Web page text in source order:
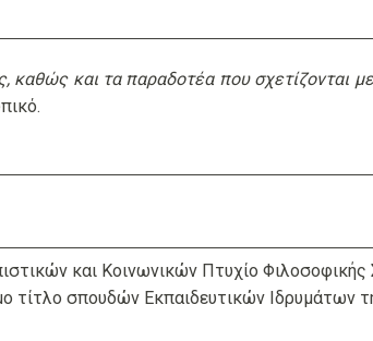
καθώς και τα παραδοτέα που σχετίζονται
και Κοινωνικών Πτυχίο
τίτλο σπουδών Εκπαιδευτικών Ιδρυμάτων